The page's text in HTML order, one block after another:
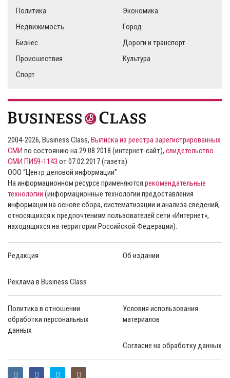
Политика
Экономика
Недвижимость
Город
Бизнес
Дороги и транспорт
Происшествия
Культура
Спорт
2004-2026, Business Class, Выписка из реестра зарегистрированных
СМИ по состоянию на 29.08.2018 (интернет-сайт), свидетельство
СМИ ПИ59-1143 от 07.02.2017 (газета)
ООО “Центр деловой информации”
На информационном ресурсе применяются рекомендательные
технологии (информационные технологии предоставления
информации на основе сбора, систематизации и анализа сведений,
относящихся к предпочтениям пользователей сети «Интернет»,
находящихся на территории Российской Федерации).
Редакция Об издании
Реклама в Business Class
Политика в отношении
обработки персональных
данных
Условия использования
материалов
Согласие на обработку данных